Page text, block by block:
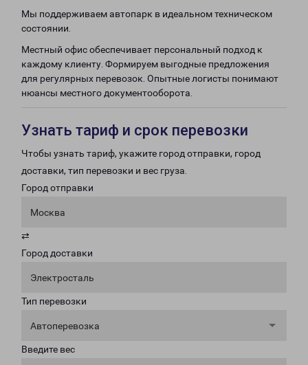
Мы поддерживаем автопарк в идеальном техническом
состоянии.
Местный офис обеспечивает персональный подход к
каждому клиенту. Формируем выгодные предложения
для регулярных перевозок. Опытные логисты понимают
нюансы местного документооборота.
Узнать тариф и срок перевозки
Чтобы узнать тариф, укажите город отправки, город
доставки, тип перевозки и вес груза.
Город отправки
Москва
⇄
Город доставки
Электросталь
Тип перевозки
Автоперевозка
Введите вес